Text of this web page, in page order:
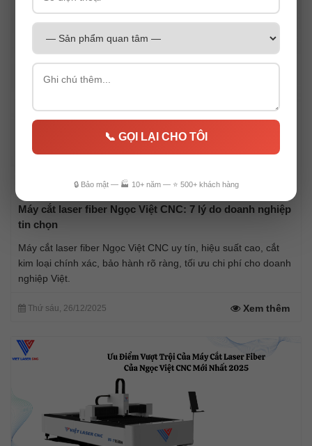
Máy cắt laser fiber Ngọc Việt CNC: 7 lý do doanh nghiệp
tin chọn
Máy cắt laser fiber Ngọc Việt CNC uy tín, hiệu suất cao, cắt
kim loại chính xác, bảo hành rõ ràng, tối ưu chi phí cho doanh
nghiệp Việt.
Thứ sáu, 26/12/2025 Xem thêm
📞 GỌI LẠI CHO TÔI
🔒 Bảo mật — 🏭 10+ năm — ⭐ 500+ khách hàng